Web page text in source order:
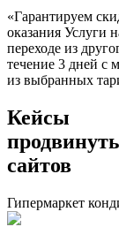
«Гарантируем
оказания Услуги
переходе из
течение 3 дней с
из выбранных
Кейсы
сайтов
Гипермаркет